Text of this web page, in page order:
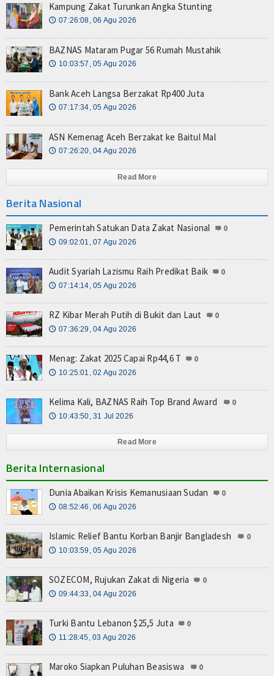
Agenda
Video
Indeks Berita
Kampung Zakat Turunkan Angka Stunting
🕔 07:26:08, 06 Agu 2026
BAZNAS Mataram Pugar 56 Rumah Mustahik
🕔 10:03:57, 05 Agu 2026
Bank Aceh Langsa Berzakat Rp400 Juta
🕔 07:17:34, 05 Agu 2026
ASN Kemenag Aceh Berzakat ke Baitul Mal
🕔 07:26:20, 04 Agu 2026
Read More
Berita Nasional
Pemerintah Satukan Data Zakat Nasional 0
🕔 09:02:01, 07 Agu 2026
Audit Syariah Lazismu Raih Predikat Baik 0
🕔 07:14:14, 05 Agu 2026
RZ Kibar Merah Putih di Bukit dan Laut 0
🕔 07:36:29, 04 Agu 2026
Menag: Zakat 2025 Capai Rp44,6 T 0
🕔 10:25:01, 02 Agu 2026
Kelima Kali, BAZNAS Raih Top Brand Award 0
🕔 10:43:50, 31 Jul 2026
Read More
Berita Internasional
Dunia Abaikan Krisis Kemanusiaan Sudan 0
🕔 08:52:46, 06 Agu 2026
Islamic Relief Bantu Korban Banjir Bangladesh 0
🕔 10:03:59, 05 Agu 2026
SOZECOM, Rujukan Zakat di Nigeria 0
🕔 09:44:33, 04 Agu 2026
Turki Bantu Lebanon $25,5 Juta 0
🕔 11:28:45, 03 Agu 2026
Maroko Siapkan Puluhan Beasiswa 0